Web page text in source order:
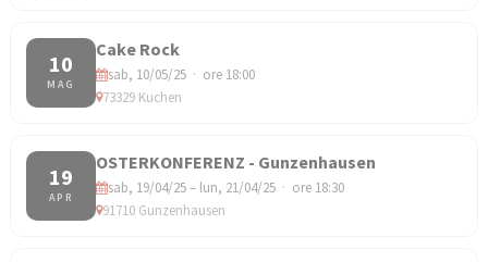
10
MAG
Cake Rock
sab, 10/05/25 · ore 18:00
73329 Kuchen
19
APR
OSTERKONFERENZ - Gunzenhausen
sab, 19/04/25 – lun, 21/04/25 · ore 18:30
91710 Gunzenhausen